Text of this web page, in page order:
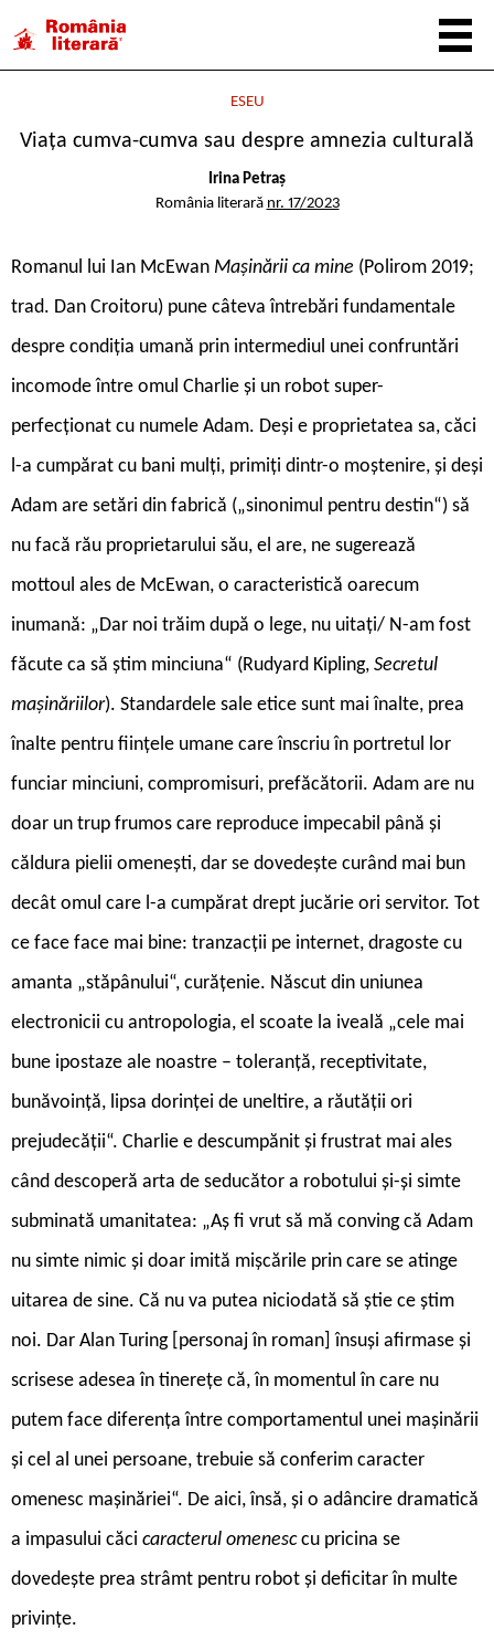
ESEU
Viața cumva-cumva sau despre amnezia culturală
Irina Petraș
România literară nr. 17/2023
Romanul lui Ian McEwan Mașinării ca mine (Polirom 2019;
trad. Dan Croitoru) pune câteva întrebări fundamentale
despre condiția umană prin intermediul unei confruntări
incomode între omul Charlie și un robot super-
perfecționat cu numele Adam. Deși e proprietatea sa, căci
l-a cumpărat cu bani mulți, primiți dintr-o moștenire, și deși
Adam are setări din fabrică („sinonimul pentru destin“) să
nu facă rău proprietarului său, el are, ne sugerează
mottoul ales de McEwan, o caracteristică oarecum
inumană: „Dar noi trăim după o lege, nu uitați/ N-am fost
făcute ca să știm minciuna“ (Rudyard Kipling, Secretul
mașinăriilor). Standardele sale etice sunt mai înalte, prea
înalte pentru ființele umane care înscriu în portretul lor
funciar minciuni, compromisuri, prefăcătorii. Adam are nu
doar un trup frumos care reproduce impecabil până și
căldura pielii omenești, dar se dovedește curând mai bun
decât omul care l-a cumpărat drept jucărie ori servitor. Tot
ce face face mai bine: tranzacții pe internet, dragoste cu
amanta „stăpânului“, curățenie. Născut din uniunea
electronicii cu antropologia, el scoate la iveală „cele mai
bune ipostaze ale noastre – toleranță, receptivitate,
bunăvoință, lipsa dorinței de uneltire, a răutății ori
prejudecății“. Charlie e descumpănit și frustrat mai ales
când descoperă arta de seducător a robotului și-și simte
subminată umanitatea: „Aș fi vrut să mă conving că Adam
nu simte nimic și doar imită mișcările prin care se atinge
uitarea de sine. Că nu va putea niciodată să știe ce știm
noi. Dar Alan Turing [personaj în roman] însuși afirmase și
scrisese adesea în tinerețe că, în momentul în care nu
putem face diferența între comportamentul unei mașinării
și cel al unei persoane, trebuie să conferim caracter
omenesc mașinăriei“. De aici, însă, și o adâncire dramatică
a impasului căci caracterul omenesccu pricina se
dovedește prea strâmt pentru robot și deficitar în multe
privințe.